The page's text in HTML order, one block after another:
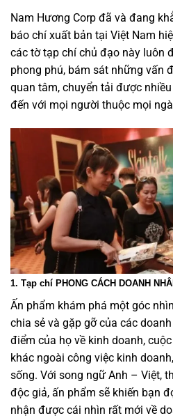
Nam Hương Corp đã và đang
báo chí xuất bản tại Việt Nam
các tờ tạp chí chủ đạo này luôn
phong phú, bám sát những vấn
quan tâm, chuyển tải được
đến với mọi người thuộc mọi
1. Tạp chí PHONG CÁCH DOANH
Ấn phẩm khám phá một góc
chia sẻ và gặp gỡ của các
điểm của họ về kinh doanh,
khác ngoài công việc kinh
sống. Với song ngữ Anh – Việt,
độc giả, ấn phẩm sẽ khiến bạn
nhận được cái nhìn rất mới về